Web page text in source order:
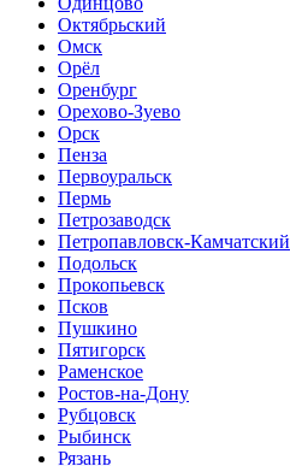
Октябрьский
Омск
Орёл
Оренбург
Орехово-Зуево
Орск
Пенза
Первоуральск
Пермь
Петрозаводск
Петропавловск-Камчатский
Подольск
Прокопьевск
Псков
Пушкино
Пятигорск
Раменское
Ростов-на-Дону
Рубцовск
Рыбинск
Рязань